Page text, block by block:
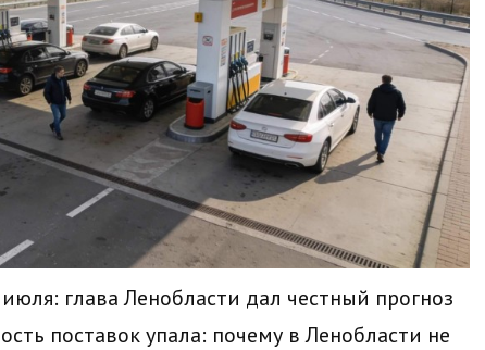
глава Ленобласти дал честный прогноз
поставок упала: почему в Ленобласти не